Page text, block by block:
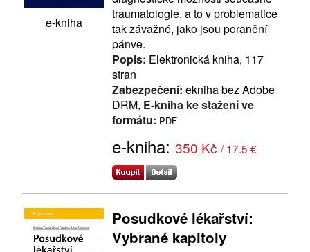
e-kniha
traumatologie, a to v problematice
tak závažné, jako jsou poranění
pánve.
Popis: Elektronická kniha, 117
stran
Zabezpečení: ekniha bez Adobe
DRM, E-kniha ke stažení ve
formátu: PDF
e-kniha: 350 Kč / 17.5 €
Posudkové lékařství:
Vybrané kapitoly